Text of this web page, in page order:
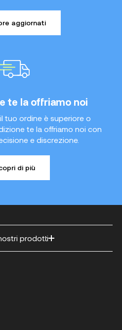
aggiornati
te la offriamo noi
tuo ordine è superiore o
te la offriamo noi con
e discrezione.
di più
prodotti